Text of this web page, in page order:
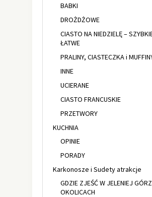
BABKI
DROŻDŻOWE
CIASTO NA NIEDZIELĘ –
ŁATWE
PRALINY, CIASTECZKA i
INNE
UCIERANE
CIASTO FRANCUSKIE
PRZETWORY
KUCHNIA
OPINIE
PORADY
Karkonosze i Sudety atrakcje
GDZIE ZJEŚĆ W JELENIEJ
OKOLICACH